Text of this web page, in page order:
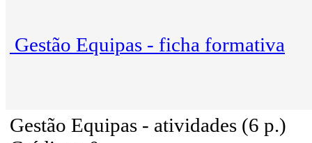
Gestão Equipas - ficha formativa
Gestão Equipas - atividades (6 p.)